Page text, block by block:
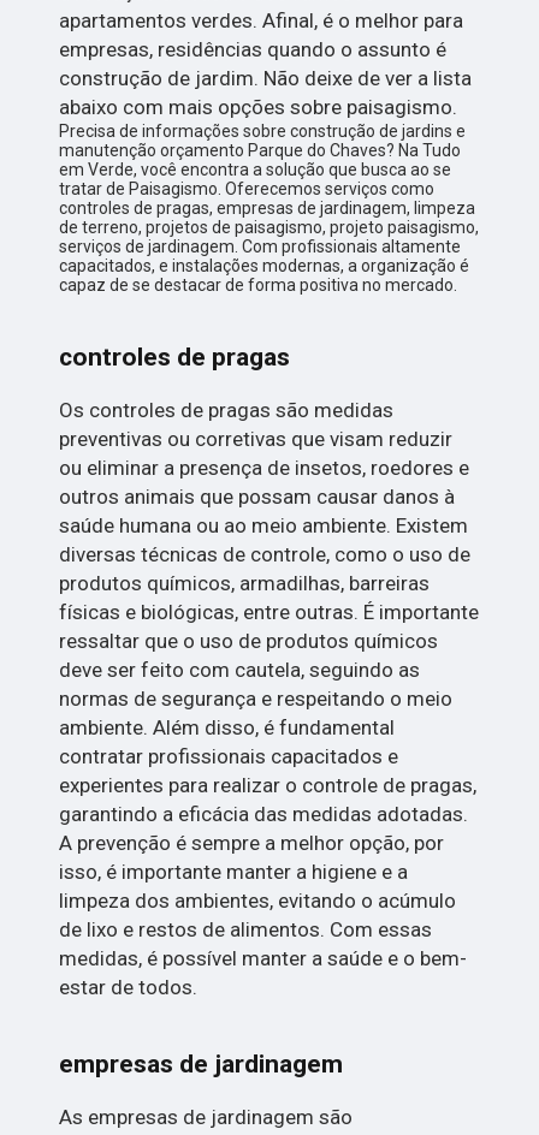
apartamentos verdes. Afinal, é o melhor para
empresas, residências quando o assunto é
construção de jardim. Não deixe de ver a lista
abaixo com mais opções sobre paisagismo.
Precisa de informações sobre construção de jardins e
manutenção orçamento Parque do Chaves? Na Tudo
em Verde, você encontra a solução que busca ao se
tratar de Paisagismo. Oferecemos serviços como
controles de pragas, empresas de jardinagem, limpeza
de terreno, projetos de paisagismo, projeto paisagismo,
serviços de jardinagem. Com profissionais altamente
capacitados, e instalações modernas, a organização é
capaz de se destacar de forma positiva no mercado.
controles de pragas
Os controles de pragas são medidas
preventivas ou corretivas que visam reduzir
ou eliminar a presença de insetos, roedores e
outros animais que possam causar danos à
saúde humana ou ao meio ambiente. Existem
diversas técnicas de controle, como o uso de
produtos químicos, armadilhas, barreiras
físicas e biológicas, entre outras. É importante
ressaltar que o uso de produtos químicos
deve ser feito com cautela, seguindo as
normas de segurança e respeitando o meio
ambiente. Além disso, é fundamental
contratar profissionais capacitados e
experientes para realizar o controle de pragas,
garantindo a eficácia das medidas adotadas.
A prevenção é sempre a melhor opção, por
isso, é importante manter a higiene e a
limpeza dos ambientes, evitando o acúmulo
de lixo e restos de alimentos. Com essas
medidas, é possível manter a saúde e o bem-
estar de todos.
empresas de jardinagem
As empresas de jardinagem são